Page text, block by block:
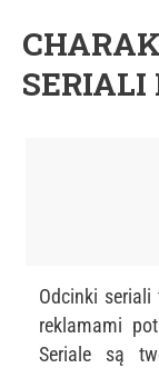
Odcinki
reklamami
Seriale są